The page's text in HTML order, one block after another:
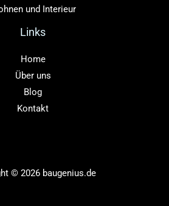
und Interieur
Links
Home
Über uns
Blog
Kontakt
© 2026 baugenius.de